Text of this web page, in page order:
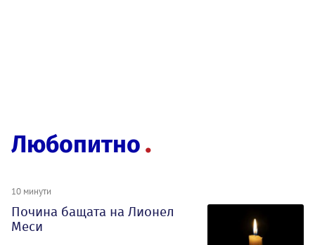
Любопитно
10 минути
Почина бащата на Лионел
Меси